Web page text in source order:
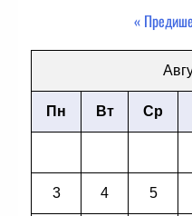
«
Пн Вт Ср
3 4 5